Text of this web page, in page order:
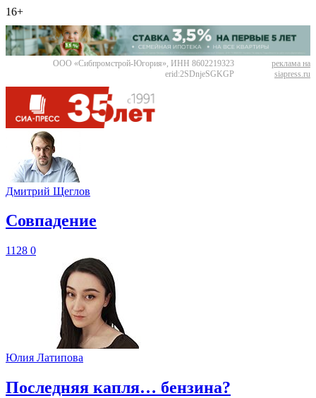
16+
ООО «Сибпромстрой-Югория», ИНН 8602219323
erid:2SDnjeSGKGP
реклама на
siapress.ru
Дмитрий Щеглов
​Совпадение
1128 0
Юлия Латипова
​Последняя капля… бензина?